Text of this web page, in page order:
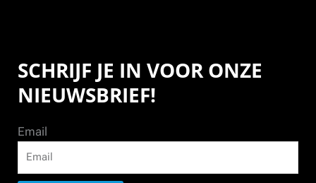
SCHRIJF JE IN VOOR ONZE
NIEUWSBRIEF!
Email